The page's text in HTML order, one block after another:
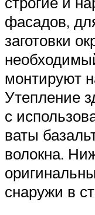
фасадов,
заготовки
монтируют
Утепление
с
ваты
волокна.
снаружи в